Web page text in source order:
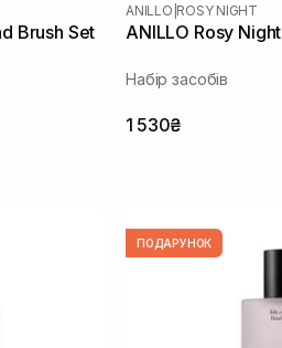
Brush Set
ANILLO ROSY NIGHT
ANILLO Rosy Night
Набір засобів
1 530₴
ПОДАРУНОК